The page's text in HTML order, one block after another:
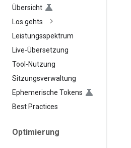
Übersicht
Los gehts
Leistungsspektrum
Live-Übersetzung
Tool-Nutzung
Sitzungsverwaltung
Ephemerische Tokens
Best Practices
Optimierung